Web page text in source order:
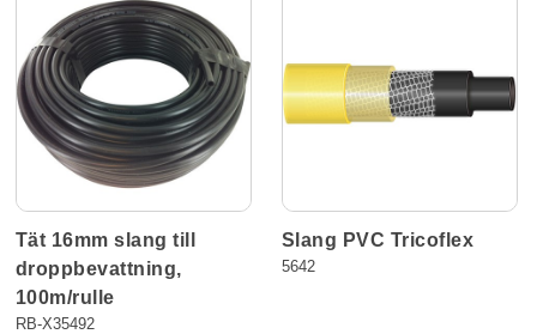
Tät 16mm slang till
droppbevattning,
100m/rulle
RB-X35492
Slang PVC Tricoflex
5642